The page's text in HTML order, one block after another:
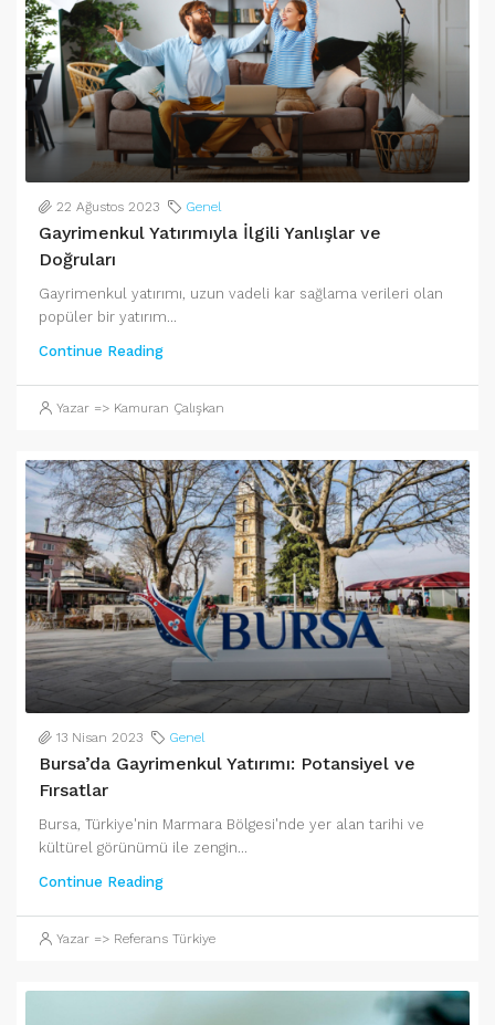
22 Ağustos 2023 Genel
Gayrimenkul Yatırımıyla İlgili Yanlışlar ve
Doğruları
Gayrimenkul yatırımı, uzun vadeli kar sağlama verileri olan
popüler bir yatırım...
Continue Reading
Yazar => Kamuran Çalışkan
13 Nisan 2023 Genel
Bursa’da Gayrimenkul Yatırımı: Potansiyel ve
Fırsatlar
Bursa, Türkiye'nin Marmara Bölgesi'nde yer alan tarihi ve
kültürel görünümü ile zengin...
Continue Reading
Yazar => Referans Türkiye